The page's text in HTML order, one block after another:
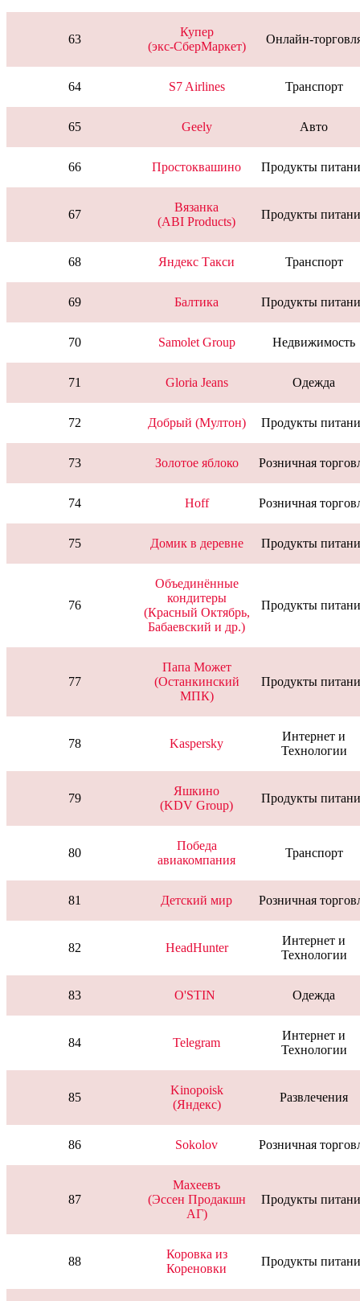
63
Купер
(экс-СберМаркет)
Онлайн-
64 S7 Airlines Транспорт
65 Geely Авто
66 Простоквашино Продукты
67
Вязанка
(ABI Products)
Продукты
68 Яндекс Такси Транспорт
69 Балтика Продукты
70 Samolet Group Недвижимость
71 Gloria Jeans Одежда
72 Добрый (Мултон) Продукты
73 Золотое яблоко Розничная
74 Hoff Розничная
75 Домик в деревне Продукты
76
Объединённые
кондитеры
(Красный Октябрь,
Бабаевский и др.)
Продукты
77
Папа Может
(Останкинский
МПК)
Продукты
78 Kaspersky
Интернет и
Технологии
79
Яшкино
(KDV Group)
Продукты
80
Победа
авиакомпания
Транспорт
81 Детский мир Розничная
82 HeadHunter
Интернет и
Технологии
83 O'STIN Одежда
84 Telegram
Интернет и
Технологии
85
Kinopoisk
(Яндекс)
Развлечения
86 Sokolov Розничная
87
Махеевъ
(Эссен Продакшн
АГ)
Продукты
88
Коровка из
Кореновки
Продукты